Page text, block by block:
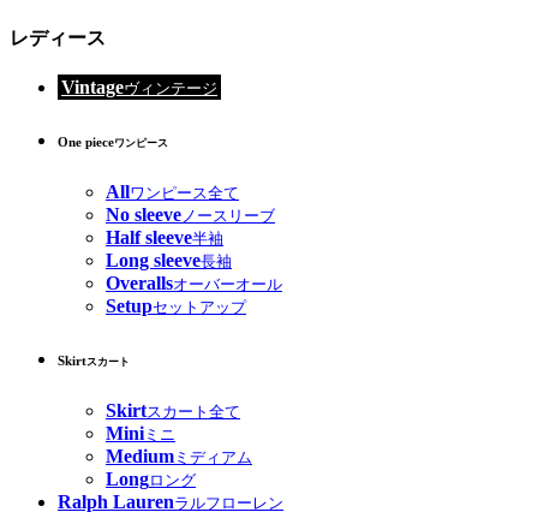
レディース
Vintageヴィンテージ
One pieceワンピース
Allワンピース全て
No sleeveノースリーブ
Half sleeve半袖
Long sleeve長袖
Overallsオーバーオール
Setupセットアップ
Skirtスカート
Skirtスカート全て
Miniミニ
Medium ミディアム
Longロング
Ralph Laurenラルフローレン